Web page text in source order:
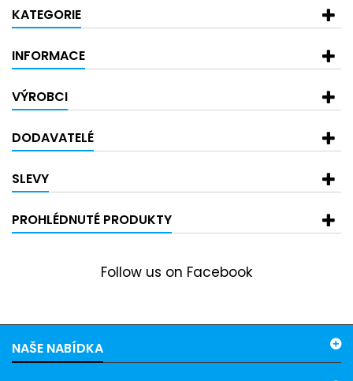
KATEGORIE
INFORMACE
VÝROBCI
DODAVATELÉ
SLEVY
PROHLÉDNUTÉ PRODUKTY
Follow us on Facebook
NAŠE NABÍDKA